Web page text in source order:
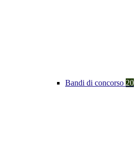
Bandi di concorso 20